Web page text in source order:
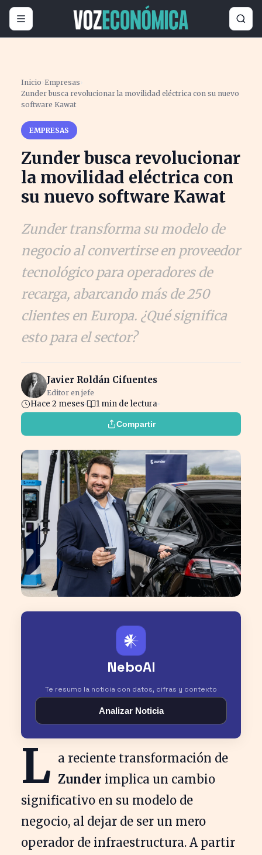
Inicio ›Empresas ›
Zunder busca revolucionar la movilidad eléctrica con su nuevo
software Kawat
EMPRESAS
Zunder busca revolucionar
la movilidad eléctrica con
su nuevo software Kawat
Zunder transforma su modelo de
negocio al convertirse en proveedor
tecnológico para operadores de
recarga, abarcando más de 250
clientes en Europa. ¿Qué significa
esto para el sector?
Javier Roldán Cifuentes
Editor en jefe
Hace 2 meses 1 min de lectura
Compartir
𒀭
NeboAI
Te resumo la noticia con datos, cifras y contexto
Analizar Noticia
L a reciente transformación de
Zunder implica un cambio
significativo en su modelo de
negocio, al dejar de ser un mero
operador de infraestructura. A partir